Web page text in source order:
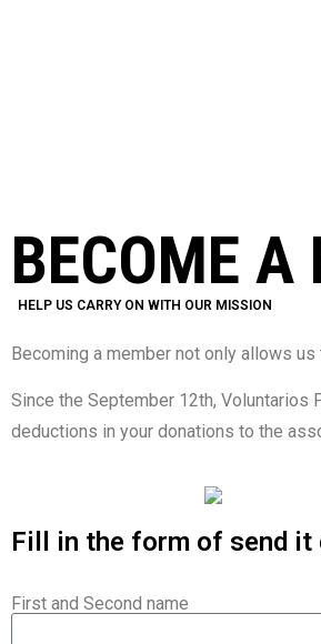
BECOME A
HELP US CARRY ON WITH OUR MISSION
Becoming a member not only allows us
Since the September 12th, Voluntarios
deductions in your donations to the
Fill in the form of send
First and Second name